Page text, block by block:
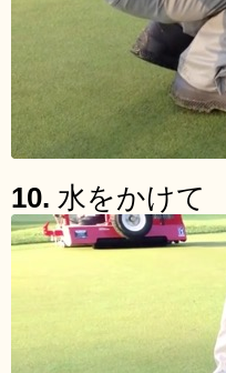
10. 水をかけて